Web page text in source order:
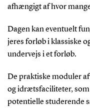
afhængigt af hvor
Dagen kan eventuelt
jeres forløb i klassiske
undervejs i et forløb.
De praktiske moduler
og idrætsfaciliteter, som
potentielle studerende